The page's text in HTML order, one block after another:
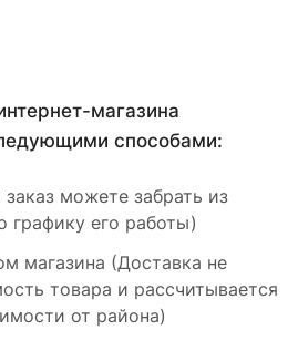
магазина
способами:
можете забрать из
графику его работы)
магазина (Доставка не
товара и рассчитывается
от района)